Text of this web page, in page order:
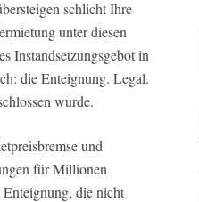
schlicht Ihre
unter diesen
Instandsetzungsgebot in
die Enteignung. Legal.
wurde.
und
für Millionen
die nicht